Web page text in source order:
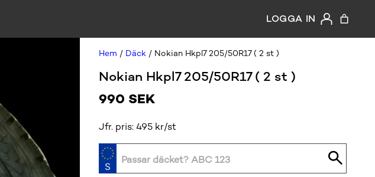
LOGGA IN
Hem / Däck / Nokian Hkpl7 205/50R17 ( 2 st )
Nokian Hkpl7 205/50R17 ( 2 st )
990 SEK
Jfr. pris: 495 kr/st